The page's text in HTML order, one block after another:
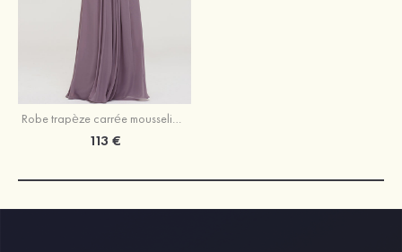
Robe trapèze carrée mousseline longueur ras du sol robe de demoiselle d'honneur avec plissé
113 €